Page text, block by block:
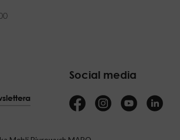
Social media